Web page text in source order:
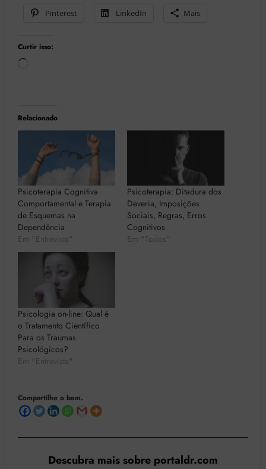
Pinterest LinkedIn Mais
Curtir isso:
Relacionado
Psicoterapia Cognitiva
Comportamental e Terapia
de Esquemas na
Dependência
Em "Entrevista"
Psicoterapia: Ditadura dos
Deveria, Imposições
Sociais, Regras, Erros
Cognitivos
Em "Todos"
Psicologia on-line: Qual é
o Tratamento Científico
Para os Traumas
Psicológicos?
Em "Entrevista"
Compartilhe o bem.
Descubra mais sobre portaldr.com